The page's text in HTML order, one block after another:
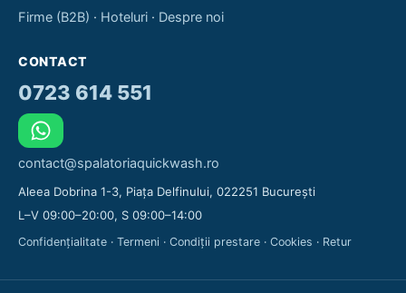
Firme (B2B) · Hoteluri · Despre noi
CONTACT
0723 614 551
contact@spalatoriaquickwash.ro
Aleea Dobrina 1-3, Piața Delfinului, 022251 București
L–V 09:00–20:00, S 09:00–14:00
Confidențialitate · Termeni · Condiții prestare · Cookies · Retur